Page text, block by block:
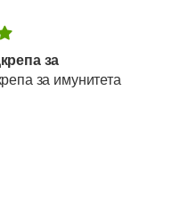
за
за имунитета